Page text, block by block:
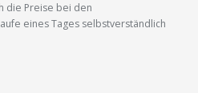
die Preise bei den
eines Tages selbstverständlich